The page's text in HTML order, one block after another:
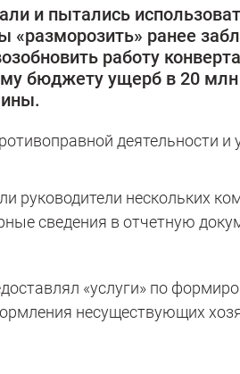
и пытались
«разморозить» ранее
работу
бюджету ущерб в 20
деятельности и
руководители нескольких
сведения в отчетную
«услуги» по
несуществующих